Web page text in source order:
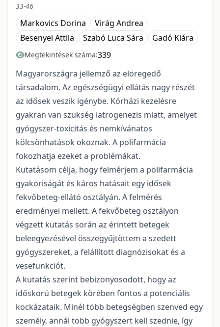
33-46
Markovics Dorina
Virág Andrea
Besenyei Attila
Szabó Luca Sára Gadó Klára
Megtekintések száma:339
Magyarországra jellemző az elöregedő
társadalom. Az egészségügyi ellátás nagy részét
az idősek veszik igénybe. Kórházi kezelésre
gyakran van szükség iatrogenezis miatt, amelyet
gyógyszer-toxicitás és nemkívánatos
kölcsönhatások okoznak. A polifarmácia
fokozhatja ezeket a problémákat.
Kutatásom célja, hogy felmérjem a polifarmácia
gyakoriságát és káros hatásait egy idősek
fekvőbeteg-ellátó osztályán. A felmérés
eredményei mellett. A fekvőbeteg osztályon
végzett kutatás során az érintett betegek
beleegyezésével összegyűjtöttem a szedett
gyógyszereket, a felállított diagnózisokat és a
vesefunkciót.
A kutatás szerint bebizonyosodott, hogy az
időskorú betegek körében fontos a potenciális
kockázataik. Minél több betegségben szenved egy
személy, annál több gyógyszert kell szednie, így